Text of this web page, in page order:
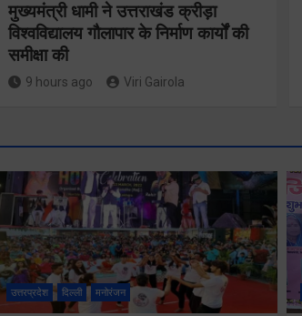
मुख्यमंत्री धामी ने उत्तराखंड क्रीड़ा
विश्वविद्यालय गौलापार के निर्माण कार्यों की
समीक्षा की
9 hours ago Viri Gairola
उत्तरप्रदेश दिल्ली मनोरंजन
मुख्य सचिव ने
सभी बड़े
प्रोजेक्ट्स का
निर्माण कार्य